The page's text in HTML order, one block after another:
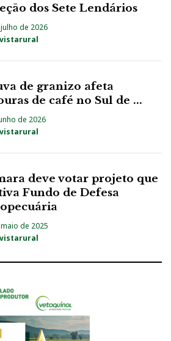
dos Sete Lendários
de 2026
de granizo afeta
de café no Sul de ...
de 2026
deve votar projeto que
Fundo de Defesa
de 2025